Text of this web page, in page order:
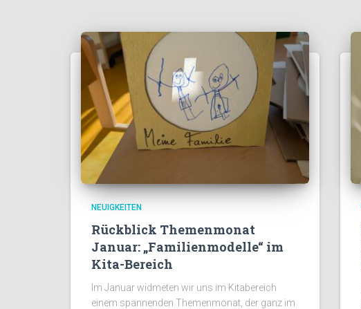
NEUIGKEITEN
Rückblick Themenmonat
Januar: „Familienmodelle“ im
Kita-Bereich
Im Januar widmeten wir uns im Kitabereich
einem spannenden Themenmonat, der ganz im